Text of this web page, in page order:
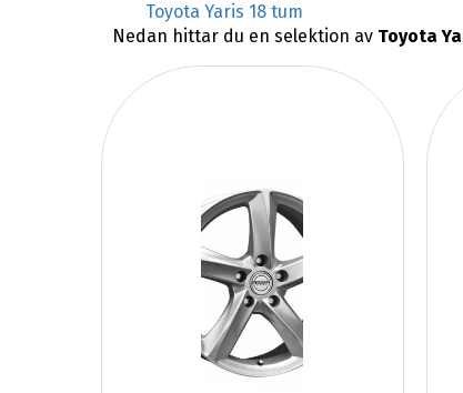
Toyota Yaris 18 tum
Nedan hittar du en selektion av Toyota